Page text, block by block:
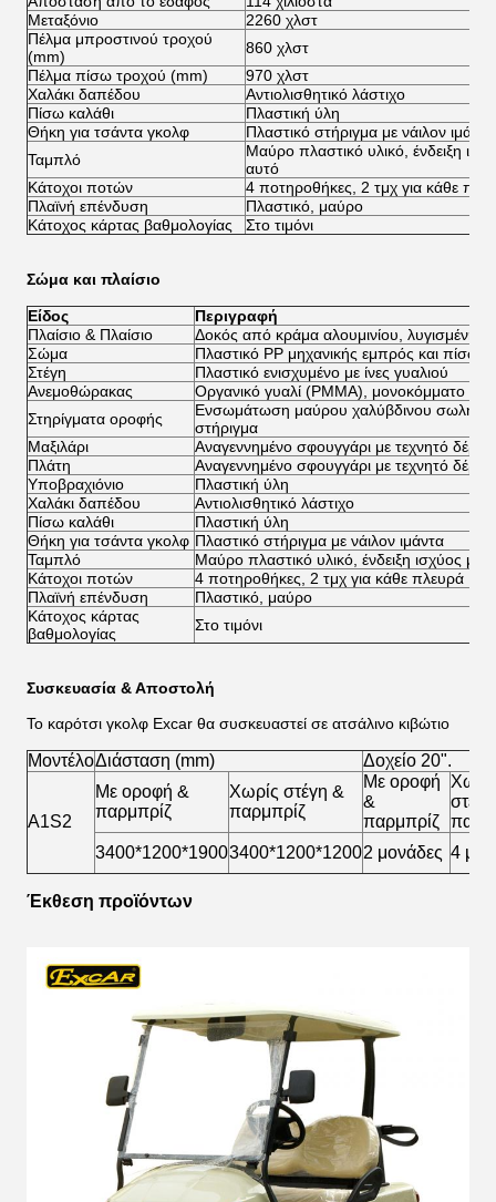
Μεταξόνιο
2260 χλστ
Πέλμα μπροστινού τροχού
(mm)
860 χλστ
Πέλμα πίσω τροχού (mm)
970 χλστ
Χαλάκι δαπέδου
Αντιολισθητικό λάστιχο
Πίσω καλάθι
Πλαστική ύλη
Θήκη για τσάντα γκολφ
Πλαστικό στήριγμα με νάιλον ιμάντα
Ταμπλό
Μαύρο πλαστικό υλικό, ένδειξη
αυτό
Κάτοχοι ποτών
4 ποτηροθήκες, 2 τμχ για κάθε
Πλαϊνή επένδυση
Πλαστικό, μαύρο
Κάτοχος κάρτας βαθμολογίας
Στο τιμόνι
Σώμα και πλαίσιο
Είδος
Περιγραφή
Πλαίσιο & Πλαίσιο
Δοκός από κράμα αλουμινίου, λυγισμένη
Σώμα
Πλαστικό PP μηχανικής εμπρός και πίσω
Στέγη
Πλαστικό ενισχυμένο με ίνες γυαλιού
Ανεμοθώρακας
Οργανικό γυαλί (PMMA), μονοκόμματο ή
Στηρίγματα οροφής
Ενσωμάτωση μαύρου χαλύβδινου σωλήνα
στήριγμα
Μαξιλάρι
Αναγεννημένο σφουγγάρι με τεχνητό
Πλάτη
Αναγεννημένο σφουγγάρι με τεχνητό
Υποβραχιόνιο
Πλαστική ύλη
Χαλάκι δαπέδου
Αντιολισθητικό λάστιχο
Πίσω καλάθι
Πλαστική ύλη
Θήκη για τσάντα γκολφ Πλαστικό στήριγμα με νάιλον ιμάντα
Ταμπλό
Μαύρο πλαστικό υλικό, ένδειξη ισχύος
Κάτοχοι ποτών
4 ποτηροθήκες, 2 τμχ για κάθε πλευρά
Πλαϊνή επένδυση
Πλαστικό, μαύρο
Κάτοχος κάρτας
βαθμολογίας
Στο τιμόνι
Συσκευασία & Αποστολή
Το καρότσι γκολφ Excar θα συσκευαστεί σε ατσάλινο κιβώτιο
ΜοντέλοΔιάσταση (mm) Δοχείο 20".
A1S2
Με οροφή &
παρμπρίζ
Χωρίς στέγη &
παρμπρίζ
Με οροφή
&
παρμπρίζ
3400*1200*19003400*1200*12002 μονάδες 4
Έκθεση προϊόντων